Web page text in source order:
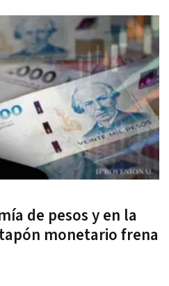
de pesos y en la
monetario frena